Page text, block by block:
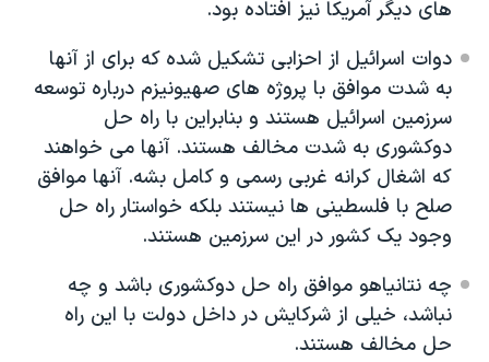
های دیگر آمریکا نیز افتاده بود.
دوات اسرائیل از احزابی تشکیل شده که برای از آنها
به شدت موافق با پروژه های صهیونیزم درباره توسعه
سرزمین اسرائیل هستند و بنابراین با راه حل
دوکشوری به شدت مخالف هستند. آنها می خواهند
که اشغال کرانه غربی رسمی و کامل بشه. آنها موافق
صلح با فلسطینی ها نیستند بلکه خواستار راه حل
وجود یک کشور در این سرزمین هستند.
چه نتانیاهو موافق راه حل دوکشوری باشد و چه
نباشد، خیلی از شرکایش در داخل دولت با این راه
حل مخالف هستند.